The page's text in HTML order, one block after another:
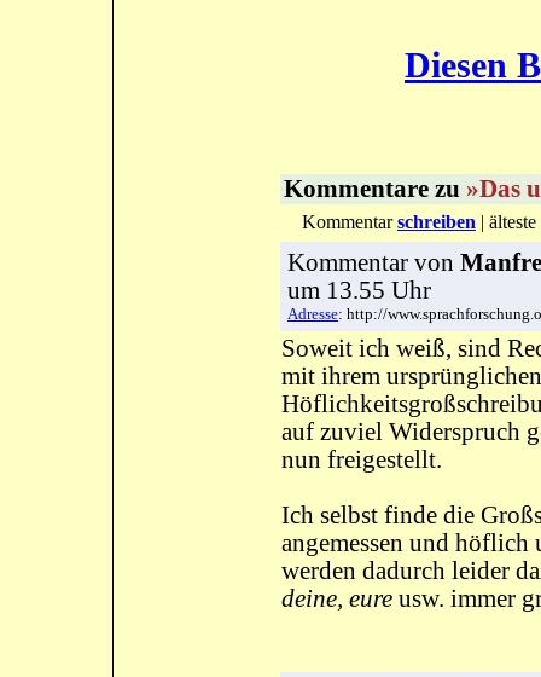
Diesen
Kommentare zu »Das
Kommentarschreiben |
Kommentar von
um 13.55 Uhr
Adresse: http://
Soweit ich weiß, sind
mit ihrem
auf zuviel Widerspruch
nun freigestellt.
Ich selbst finde die
angemessen und höflich
werden dadurch leider
deine, eure usw. immer